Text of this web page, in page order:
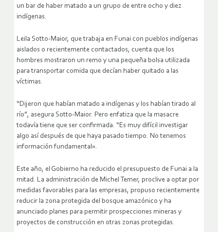
un bar de haber matado a un grupo de entre ocho y diez
indígenas.
Leila Sotto-Maior, que trabaja en Funai con pueblos indígenas
aislados o recientemente contactados, cuenta que los
hombres mostraron un remo y una pequeña bolsa utilizada
para transportar comida que decían haber quitado a las
víctimas.
“Dijeron que habían matado a indígenas y los habían tirado al
río”, asegura Sotto-Maior. Pero enfatiza que la masacre
todavía tiene que ser confirmada. “Es muy difícil investigar
algo así después de que haya pasado tiempo. No tenemos
información fundamental».
Este año, el Gobierno ha reducido el presupuesto de Funai a la
mitad. La administración de Michel Temer, proclive a optar por
medidas favorables para las empresas, propuso recientemente
reducir la zona protegida del bosque amazónico y ha
anunciado planes para permitir prospecciones mineras y
proyectos de construcción en otras zonas protegidas.